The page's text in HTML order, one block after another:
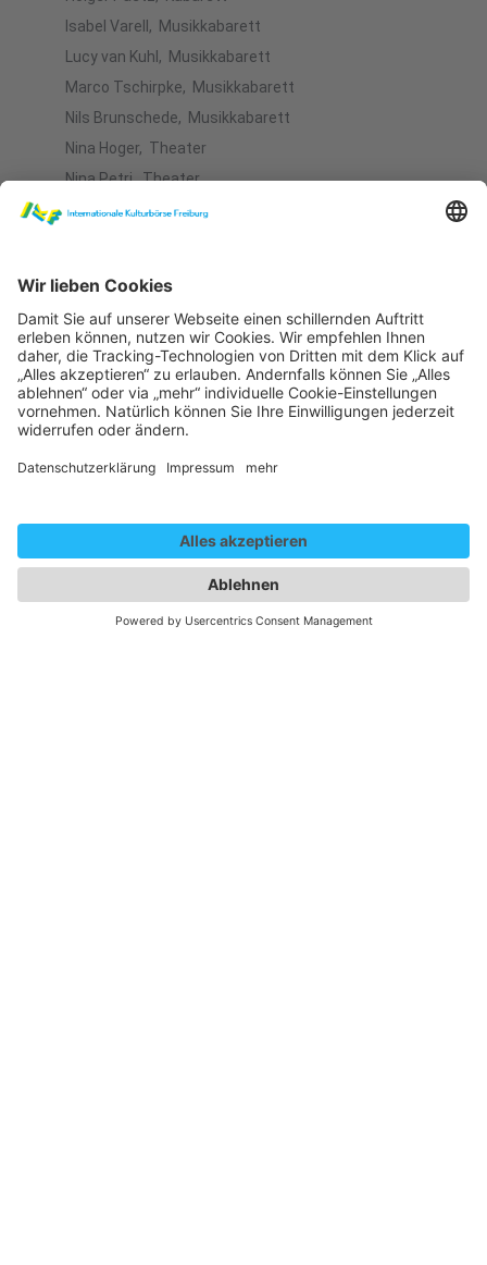
Isabel Varell, Musikkabarett
Lucy van Kuhl, Musikkabarett
Marco Tschirpke, Musikkabarett
Nils Brunschede, Musikkabarett
Nina Hoger, Theater
Nina Petri, Theater
Robert Kreis, Theater
Die auf dieser Website gewählte männliche Form bezieht